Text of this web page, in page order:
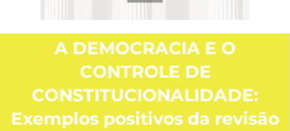
A DEMOCRACIA E O
CONTROLE DE
CONSTITUCIONALIDADE:
Exemplos positivos da revisão